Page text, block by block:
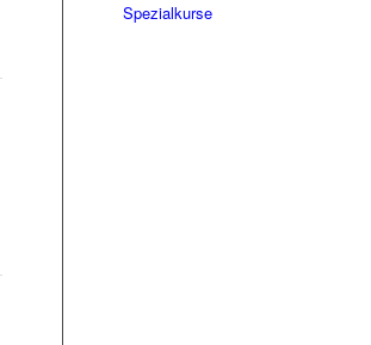
Spezialkurse